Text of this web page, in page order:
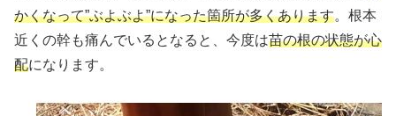
かくなって”ぶよぶよ”になった箇所が多くあります。根本
近くの幹も痛んでいるとなると、今度は苗の根の状態が心
配になります。